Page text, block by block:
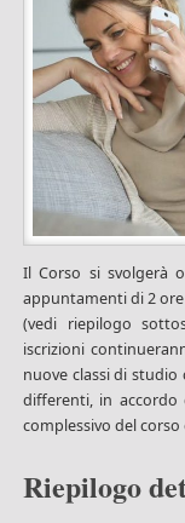
Il Corso si svolgerà
appuntamenti di 2
(vedi riepilogo
iscrizioni
nuove classi di
differenti, in accordo
complessivo del
Riepilogo